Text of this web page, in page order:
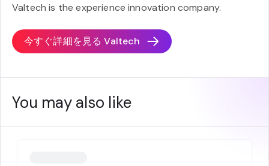
Valtech is the experience innovation company.
今すぐ詳細を見る Valtech
You may also like